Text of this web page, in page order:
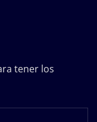
tener los